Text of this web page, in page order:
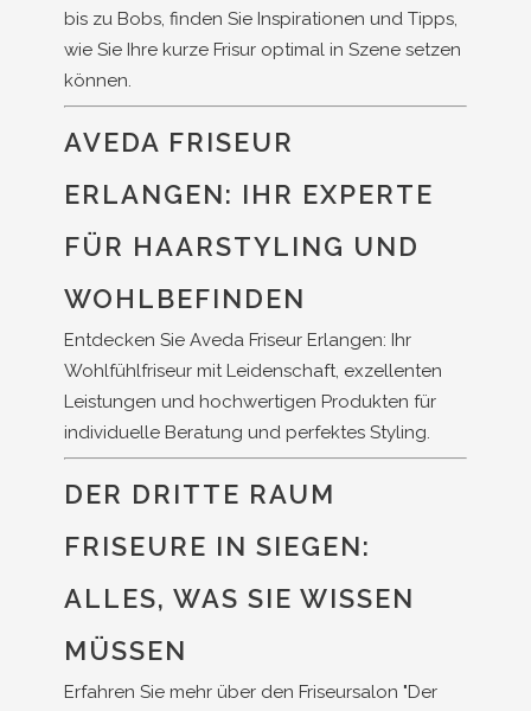
bis zu Bobs, finden Sie Inspirationen und Tipps,
wie Sie Ihre kurze Frisur optimal in Szene setzen
können.
AVEDA FRISEUR
ERLANGEN: IHR EXPERTE
FÜR HAARSTYLING UND
WOHLBEFINDEN
Entdecken Sie Aveda Friseur Erlangen: Ihr
Wohlfühlfriseur mit Leidenschaft, exzellenten
Leistungen und hochwertigen Produkten für
individuelle Beratung und perfektes Styling.
DER DRITTE RAUM
FRISEURE IN SIEGEN:
ALLES, WAS SIE WISSEN
MÜSSEN
Erfahren Sie mehr über den Friseursalon "Der